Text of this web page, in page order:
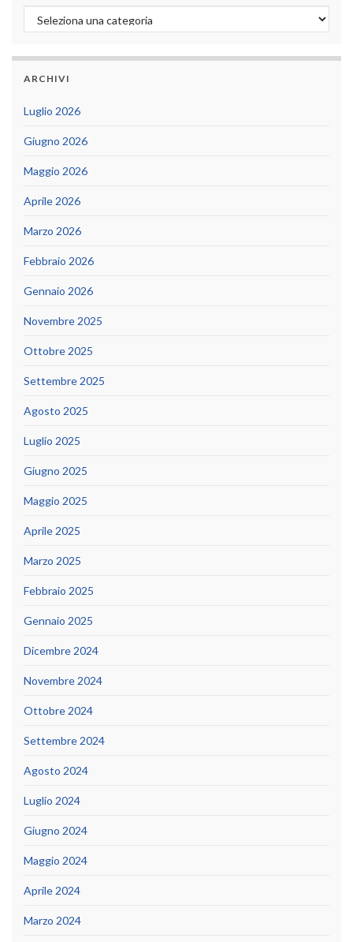
Categorie
ARCHIVI
Luglio 2026
Giugno 2026
Maggio 2026
Aprile 2026
Marzo 2026
Febbraio 2026
Gennaio 2026
Novembre 2025
Ottobre 2025
Settembre 2025
Agosto 2025
Luglio 2025
Giugno 2025
Maggio 2025
Aprile 2025
Marzo 2025
Febbraio 2025
Gennaio 2025
Dicembre 2024
Novembre 2024
Ottobre 2024
Settembre 2024
Agosto 2024
Luglio 2024
Giugno 2024
Maggio 2024
Aprile 2024
Marzo 2024